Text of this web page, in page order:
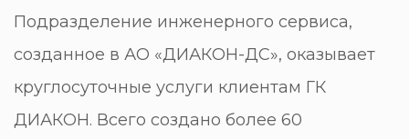
Подразделение инженерного сервиса,
созданное в АО «ДИАКОН-ДС», оказывает
круглосуточные услуги клиентам ГК
ДИАКОН. Всего создано более 60